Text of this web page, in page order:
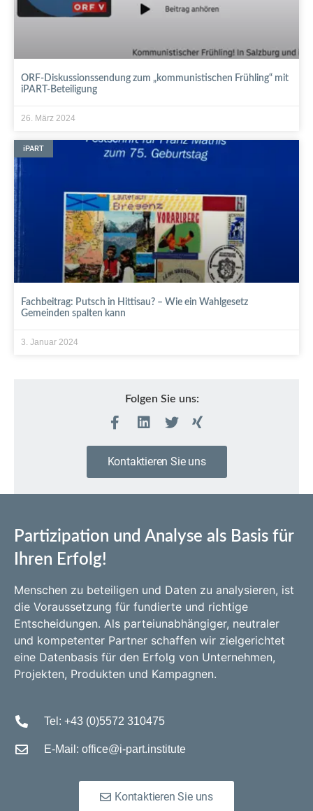
ORF-Diskussionssendung zum „kommunistischen Frühling“ mit
iPART-Beteiligung
26. März 2024
iPART
Fachbeitrag: Putsch in Hittisau? – Wie ein Wahlgesetz
Gemeinden spalten kann
3. Januar 2024
Folgen Sie uns:
Kontaktieren Sie uns
Partizipation und Analyse als Basis für
Ihren Erfolg!
Menschen zu beteiligen und Daten zu analysieren, ist
die Voraussetzung für fundierte und richtige
Entscheidungen. Als parteiunabhängiger, neutraler
und kompetenter Partner schaffen wir zielgerichtet
eine Datenbasis für den Erfolg von Unternehmen,
Projekten, Produkten und Kampagnen.
Tel: +43 (0)5572 310475
E-Mail: office@i-part.institute
Kontaktieren Sie uns